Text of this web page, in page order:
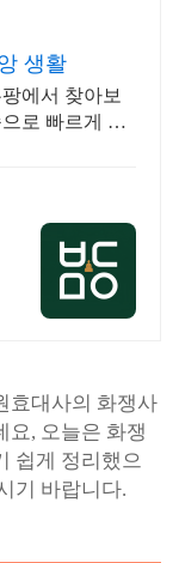
생활
에서 찾아보
로 빠르게 받
효대사의 화쟁사
요, 오늘은 화쟁
쉽게 정리했으
기 바랍니다.